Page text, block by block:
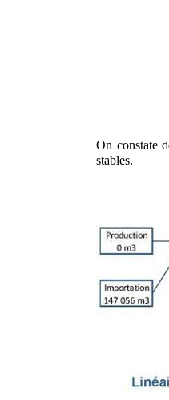
On constate
stables.